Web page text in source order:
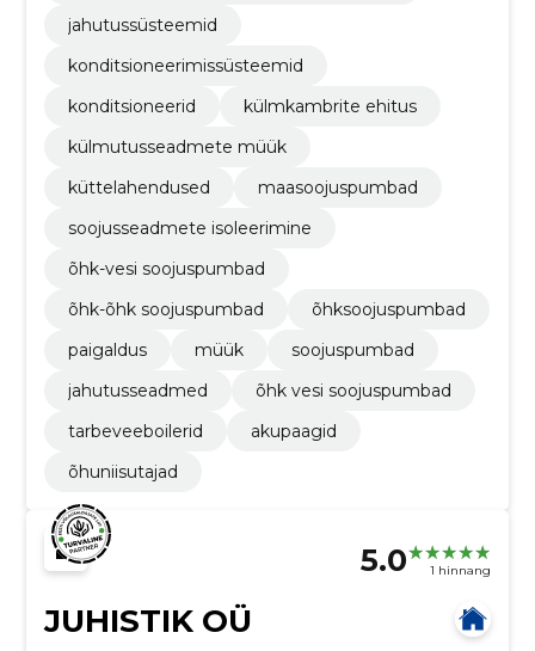
jahutussüsteemid
konditsioneerimissüsteemid
konditsioneerid
külmkambrite ehitus
külmutusseadmete müük
küttelahendused
maasoojuspumbad
soojusseadmete isoleerimine
õhk-vesi soojuspumbad
õhk-õhk soojuspumbad
õhksoojuspumbad
paigaldus
müük
soojuspumbad
jahutusseadmed
õhk vesi soojuspumbad
tarbeveeboilerid
akupaagid
õhuniisutajad
5.0 1 hinnang
JUHISTIK OÜ